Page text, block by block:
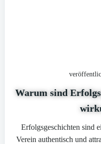
Warum sind
Erfolgsgeschichten sind
Verein authentisch und